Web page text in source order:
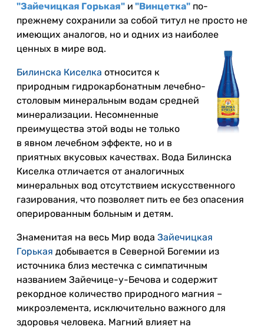
"Зайечицкая Горькая" и "Винцетка" по-
прежнему сохранили за собой титул не просто не
имеющих аналогов, но и одних из наиболее
ценных в мире вод.
Билинска Киселка относится к
природным гидрокарбонатным лечебно-
столовым минеральным водам средней
минерализации. Несомненные
преимущества этой воды не только
в явном лечебном эффекте, но и в
приятных вкусовых качествах. Вода Билинска
Киселка отличается от аналогичных
минеральных вод отсутствием искусственного
газирования, что позволяет пить ее без опасения
оперированным больным и детям.
Знаменитая на весь Мир вода Зайечицкая
Горькая добывается в Северной Богемии из
источника близ местечка с симпатичным
названием Зайечице-у-Бечова и содержит
рекордное количество природного магния –
микроэлемента, исключительно важного для
здоровья человека. Магний влияет на